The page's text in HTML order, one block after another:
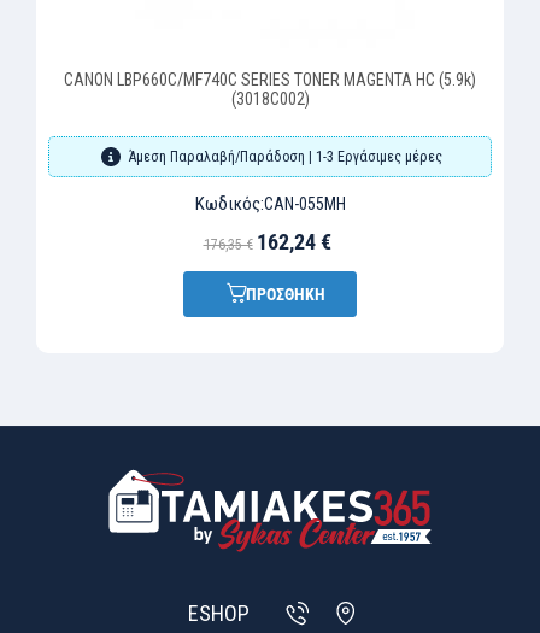
CANON LBP660C/MF740C SERIES TONER MAGENTA HC (5.9k)
(3018C002)
Άμεση Παραλαβή/Παράδοση | 1-3 Εργάσιμες μέρες
Κωδικός:CAN-055MH
176,35 € 162,24 €
ΠΡΟΣΘΗΚΗ
ESHOP